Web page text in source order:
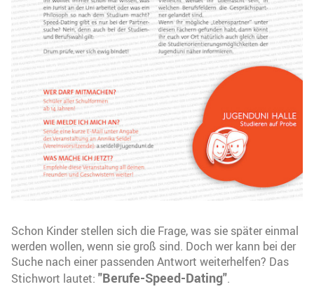
Schon Kinder stellen sich die Frage, was sie später einmal
werden wollen, wenn sie groß sind. Doch wer kann bei der
Suche nach einer passenden Antwort weiterhelfen? Das
Stichwort lautet: "Berufe-Speed-Dating".